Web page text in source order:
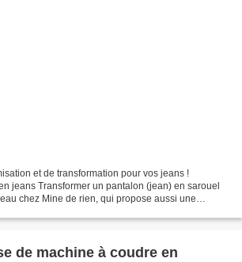
et de transformation pour vos jeans !
jeans Transformer un pantalon (jean) en sarouel
chez Mine de rien, qui propose aussi une
de machine à coudre en